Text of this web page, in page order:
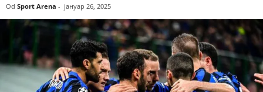
Od Sport Arena - јануар 26, 2025